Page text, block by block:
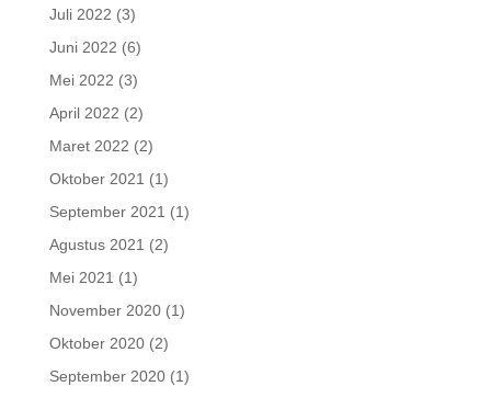
Juli 2022 (3)
Juni 2022 (6)
Mei 2022 (3)
April 2022 (2)
Maret 2022 (2)
Oktober 2021 (1)
September 2021 (1)
Agustus 2021 (2)
Mei 2021 (1)
November 2020(1)
Oktober 2020(2)
September 2020(1)